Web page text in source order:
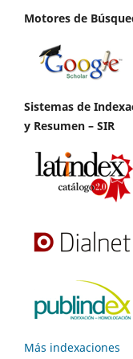
Motores de
Sistemas de
y Resumen – SIR
Más indexaciones